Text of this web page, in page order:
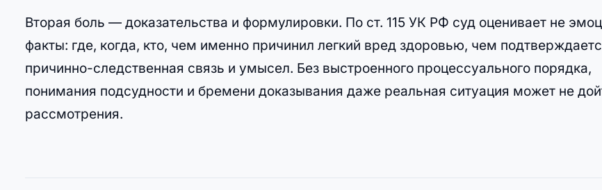
Вторая боль — доказательства и формулировки. По ст. 115 УК РФ суд оценивает не
факты: где, когда, кто, чем именно причинил легкий вред здоровью, чем
причинно-следственная связь и умысел. Без выстроенного процессуального порядка,
понимания подсудности и бремени доказывания даже реальная ситуация может не
рассмотрения.